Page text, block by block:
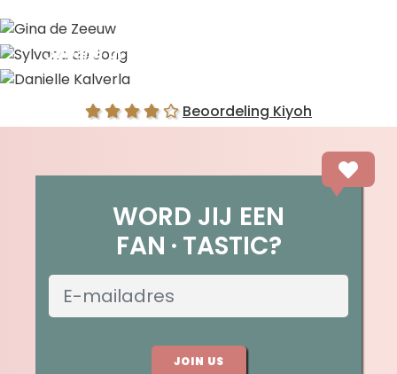
Sylvana de Jong
Beoordeling Kiyoh
WORD JIJ EEN
FAN TASTIC?
JOIN US